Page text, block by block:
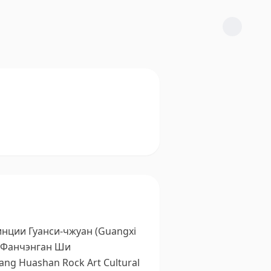
Гуанси-чжуан (Guangxi
Ши
Huashan Rock Art Cultural